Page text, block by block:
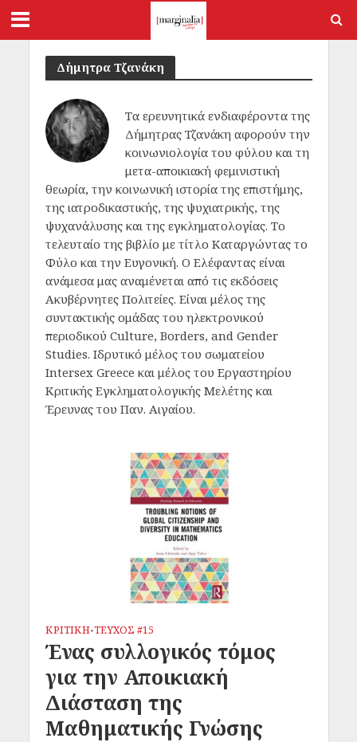
Δήμητρα Τζανάκη
Tα ερευνητικά ενδιαφέροντα της
Δήμητρας Τζανάκη αφορούν την
κοινωνιολογία του φύλου και τη
μετα-αποικιακή φεμινιστική
θεωρία, την κοινωνική ιστορία της επιστήμης,
της ιατροδικαστικής, της ψυχιατρικής, της
ψυχανάλυσης και της εγκληματολογίας. Το
τελευταίο της βιβλίο με τίτλο Καταργώντας το
Φύλο και την Ευγονική. Ο Ελέφαντας είναι
ανάμεσα μας αναμένεται από τις εκδόσεις
Ακυβέρνητες Πολιτείες. Είναι μέλος της
συντακτικής ομάδας του ηλεκτρονικού
περιοδικού Culture, Borders, and Gender
Studies. Ιδρυτικό μέλος του σωματείου
Intersex Greece και μέλος του Εργαστηρίου
Κριτικής Εγκληματολογικής Μελέτης και
Έρευνας του Παν. Αιγαίου.
ΚΡΙΤΙΚΗ•ΤΕΥΧΟΣ #15
Ένας συλλογικός τόμος
για την Αποικιακή
Διάσταση της
Μαθηματικής Γνώσης